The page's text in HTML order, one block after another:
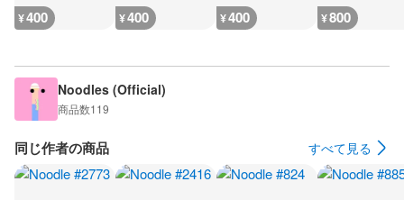
¥400 ¥400 ¥400 ¥800
Noodles (Official)
商品数119
同じ作者の商品 すべて見る